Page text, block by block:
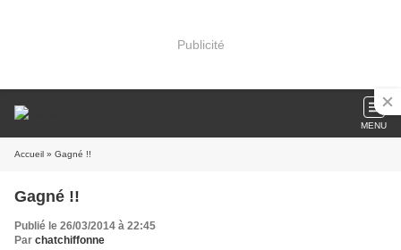
Publicité
MENU
Accueil » Gagné !!
Gagné !!
Publié le 26/03/2014 à 22:45
Par chatchiffonne